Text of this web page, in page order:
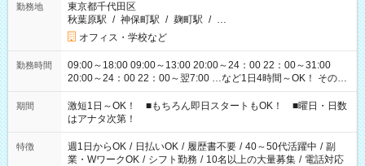
勤務地
東京都千代田区
秋葉原駅 / 神保町駅 / 麹町駅 / …
オフィス・学校など
勤務時間
09:00～18:00 09:00～13:00 20:00～24：00 22：00～31:00
20:00～24：00 22：00～翌7:00 …など1日4時間～OK！ その他
シフトもございます！ お気軽にご相談ください！
期間
激短1日～OK！ ■もちろん即日スタートもOK！ ■曜日・日数
はアナタ次第！
特徴 週1日からOK / 日払いOK / 履歴書不要 / 40～50代活躍中 / 副
業・WワークOK / シフト勤務 / 10名以上の大量募集 / 電話対応